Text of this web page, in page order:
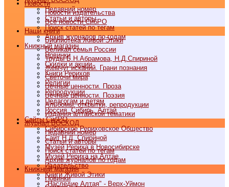
Недавний номер
Статьи и авторы
Поиск статей по тегам
Архив журналов по годам
Книжный магазин
Новинки
Скидки и акции
Книги Рерихов
Религии
Репродукции
Педагогам и детям
Россия, Сибирь, Алтай
Cайты СибРО
Сибирское Рериховское Общество
Сайт Н.Д. Спириной
Музей Рериха в Новосибирске
Музей Рериха на Алтае
Издательство
Книги Живой Этики
"Наследие Алтая" - Верх-Уймон
Новости
Новости издательства
Все новости СибРО
Наши книги
Библиотека Живой Этики
Великая семья России
Труды Б.Н.Абрамова, Н.Д.Спириной
Жемчуг исканий. Грани познания
Светочи мира
Вечные ценности. Проза
Вечные ценности. Поэзия
Альбомы, открытки, репродукции
Издания алтайской тематики
Журнал ВОСХОД
Недавний номер
Статьи и авторы
Поиск статей по тегам
Архив журналов по годам
Книжный магазин
Новинки